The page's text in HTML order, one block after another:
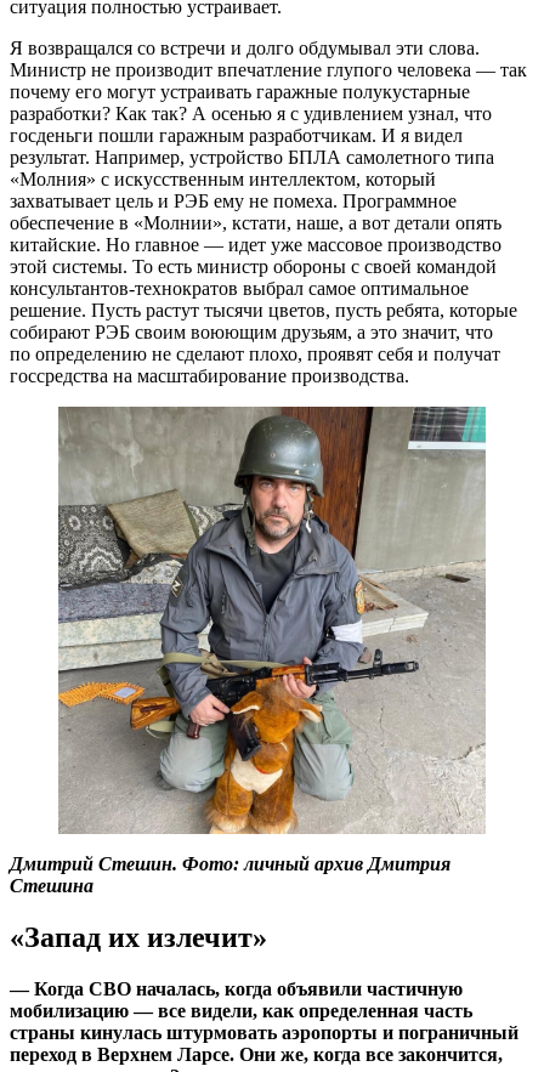
ситуация полностью устраивает.
Я возвращался со встречи и долго обдумывал эти слова.
Министр не производит впечатление глупого человека — так
почему его могут устраивать гаражные полукустарные
разработки? Как так? А осенью я с удивлением узнал, что
госденьги пошли гаражным разработчикам. И я видел
результат. Например, устройство БПЛА самолетного типа
«Молния» с искусственным интеллектом, который
захватывает цель и РЭБ ему не помеха. Программное
обеспечение в «Молнии», кстати, наше, а вот детали опять
китайские. Но главное — идет уже массовое производство
этой системы. То есть министр обороны с своей командой
консультантов-технократов выбрал самое оптимальное
решение. Пусть растут тысячи цветов, пусть ребята, которые
собирают РЭБ своим воюющим друзьям, а это значит, что
по определению не сделают плохо, проявят себя и получат
госсредства на масштабирование производства.
Дмитрий Стешин. Фото: личный архив Дмитрия
Стешина
«Запад их излечит»
— Когда СВО началась, когда объявили частичную
мобилизацию — все видели, как определенная часть
страны кинулась штурмовать аэропорты и пограничный
переход в Верхнем Ларсе. Они же, когда все закончится,